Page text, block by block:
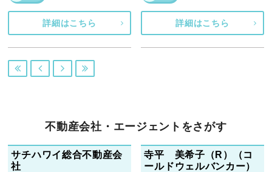
詳細はこちら 詳細はこちら
   
不動産会社・エージェントをさがす
サチハワイ総合不動産会
社
寺平 美希子（R）（コ
ールドウェルバンカー）